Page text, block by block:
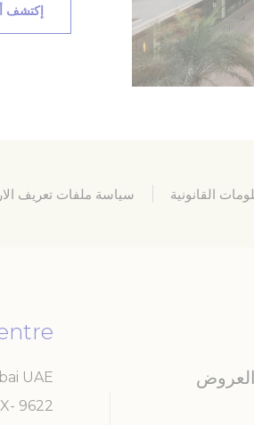
من هذا النوع لجمع معلومات المستخدم حول مسار
الموقع الإلكتروني
إكتشف
القانونية سياسة ملفات تعريف
UAE
9622